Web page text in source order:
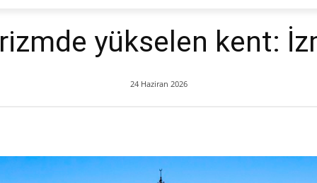
yükselen kent:
24 Haziran 2026